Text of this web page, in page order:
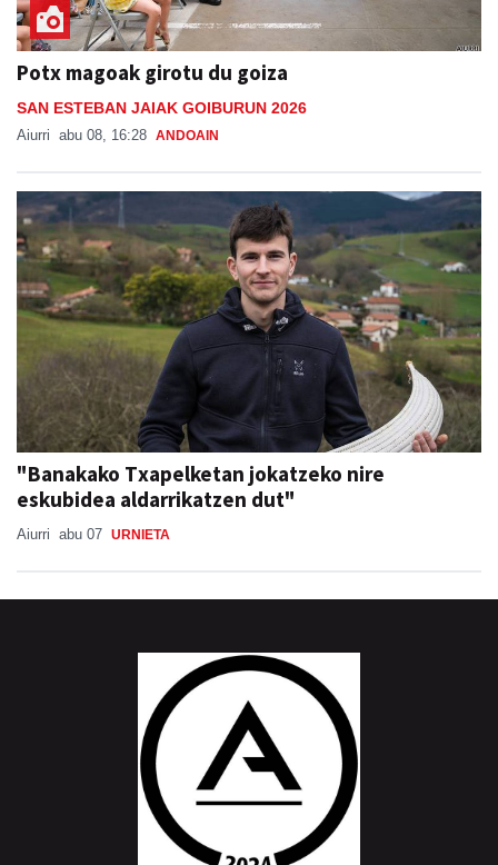
Potx magoak girotu du goiza
SAN ESTEBAN JAIAK GOIBURUN 2026
Aiurri abu 08, 16:28 ANDOAIN
"Banakako Txapelketan jokatzeko nire
eskubidea aldarrikatzen dut"
Aiurri abu 07 URNIETA